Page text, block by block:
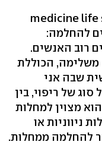
דרכים להחלמה:
רוב האנשים.
משלימה, הכוללת
שבה אני
של ריפוי, בין
מצוין למחלות
ניווניות או
להחלמה ממחלות.